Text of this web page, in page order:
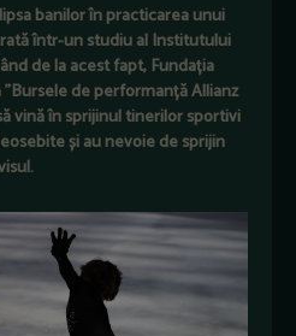
banilor în practicarea unui
într-un studiu al Institutului
de la acest fapt, Fundația
de performanță Allianz
vină în sprijinul tinerilor sportivi
și au nevoie de sprijin